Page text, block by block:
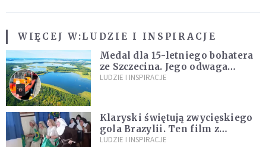
WIĘCEJ W:LUDZIE I INSPIRACJE
Medal dla 15-letniego bohatera
ze Szczecina. Jego odwaga
ocaliła ludzkie życie
LUDZIE I INSPIRACJE
Klaryski świętują zwycięskiego
gola Brazylii. Ten film z
zakonnicami obejrzały już
LUDZIE I INSPIRACJE